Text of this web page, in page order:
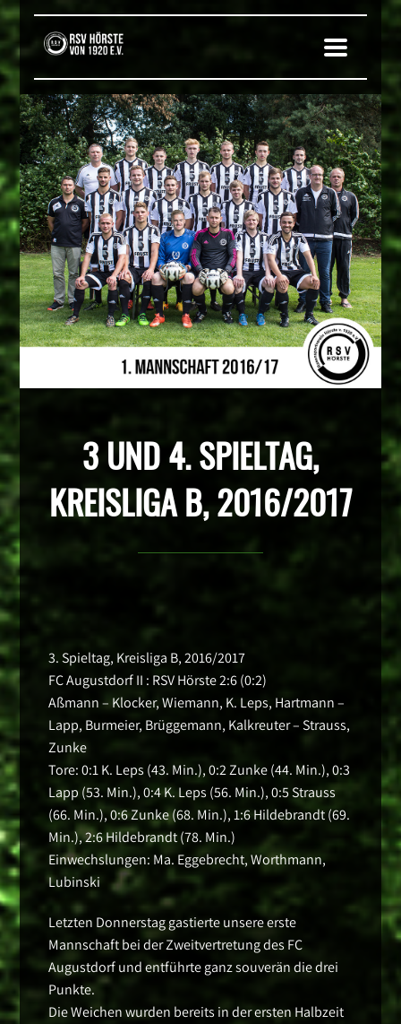
3 UND 4. SPIELTAG,
KREISLIGA B, 2016/2017
3. Spieltag, Kreisliga B, 2016/2017
FC Augustdorf II : RSV Hörste 2:6 (0:2)
Aßmann – Klocker, Wiemann, K. Leps, Hartmann –
Lapp, Burmeier, Brüggemann, Kalkreuter – Strauss,
Zunke
Tore: 0:1 K. Leps (43. Min.), 0:2 Zunke (44. Min.), 0:3
Lapp (53. Min.), 0:4 K. Leps (56. Min.), 0:5 Strauss
(66. Min.), 0:6 Zunke (68. Min.), 1:6 Hildebrandt (69.
Min.), 2:6 Hildebrandt (78. Min.)
Einwechslungen: Ma. Eggebrecht, Worthmann,
Lubinski
Letzten Donnerstag gastierte unsere erste
Mannschaft bei der Zweitvertretung des FC
Augustdorf und entführte ganz souverän die drei
Punkte.
Die Weichen wurden bereits in der ersten Halbzeit